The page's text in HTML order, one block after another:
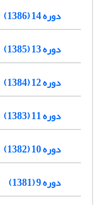
دوره 14 (1386)
دوره 13 (1385)
دوره 12 (1384)
دوره 11 (1383)
دوره 10 (1382)
دوره 9 (1381)